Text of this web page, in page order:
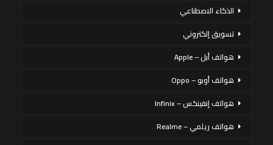
الذكاء الاصطناعي
تسويق إلكتروني
هواتف أبل – Apple
هواتف أوبو – Oppo
هواتف إنفينكس – Infinix
هواتف ريلمي – Realme